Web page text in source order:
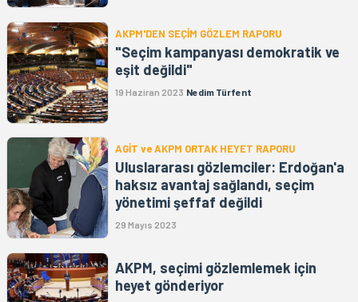
AKPM'DEN SEÇİM GÖZLEM RAPORU
"Seçim kampanyası demokratik ve
eşit değildi"
19 Haziran 2023 Nedim Türfent
AGİT ve AKPM ORTAK HEYET RAPORU
Uluslararası gözlemciler: Erdoğan'a
haksız avantaj sağlandı, seçim
yönetimi şeffaf değildi
29 Mayıs 2023
AKPM, seçimi gözlemlemek için
heyet gönderiyor